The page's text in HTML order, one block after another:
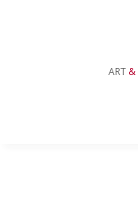
ART &